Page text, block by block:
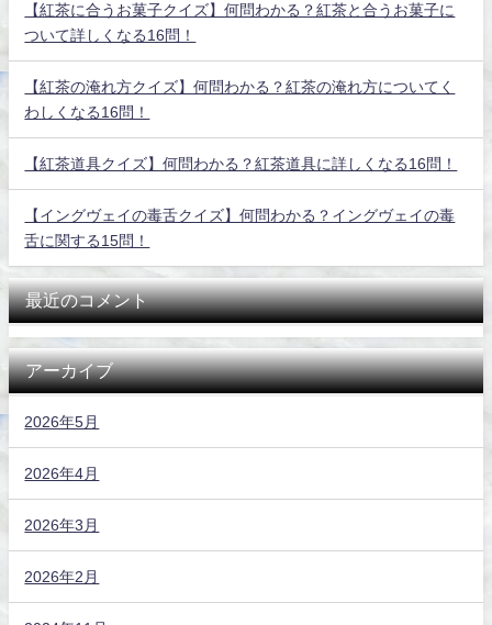
【紅茶に合うお菓子クイズ】何問わかる？紅茶と合うお菓子に
ついて詳しくなる16問！
【紅茶の淹れ方クイズ】何問わかる？紅茶の淹れ方についてく
わしくなる16問！
【紅茶道具クイズ】何問わかる？紅茶道具に詳しくなる16問！
【イングヴェイの毒舌クイズ】何問わかる？イングヴェイの毒
舌に関する15問！
最近のコメント
アーカイブ
2026年5月
2026年4月
2026年3月
2026年2月